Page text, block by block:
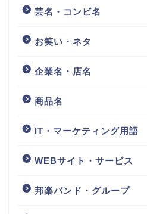
芸名・コンビ名
お笑い・ネタ
企業名・店名
商品名
IT・マーケティング用語
WEBサイト・サービス
邦楽バンド・グループ